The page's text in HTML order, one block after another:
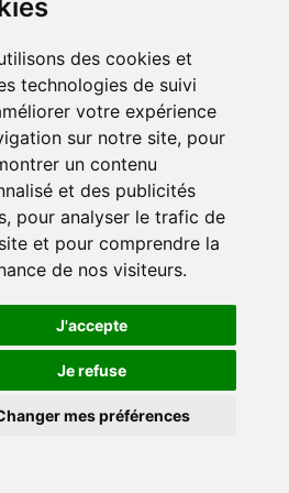
des cookies et
technologies de suivi
votre expérience
sur notre site, pour
un contenu
et des publicités
pour analyser le trafic de
et pour comprendre la
de nos visiteurs.
J'accepte
Je refuse
mes préférences